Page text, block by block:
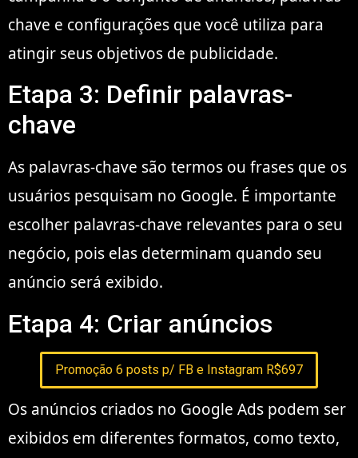
chave e configurações que você utiliza para
atingir seus objetivos de publicidade.
Etapa 3: Definir palavras-
chave
As palavras-chave são termos ou frases que os
usuários pesquisam no Google. É importante
escolher palavras-chave relevantes para o seu
negócio, pois elas determinam quando seu
anúncio será exibido.
Etapa 4: Criar anúncios
Promoção 6 posts p/ FB e Instagram R$697
Os anúncios criados no Google Ads podem ser
exibidos em diferentes formatos, como texto,